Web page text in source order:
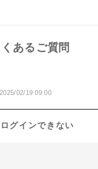
あるご質問
02/19 09:00
グインできない